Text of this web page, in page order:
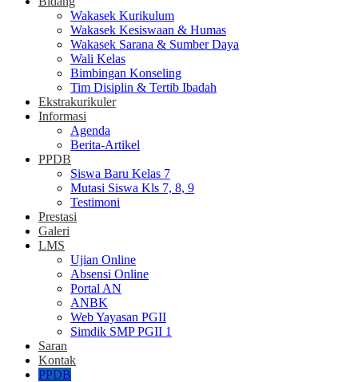
Wakasek Kurikulum
Wakasek Kesiswaan & Humas
Wakasek Sarana & Sumber Daya
Wali Kelas
Bimbingan Konseling
Tim Disiplin & Tertib Ibadah
Ekstrakurikuler
Informasi
Agenda
Berita-Artikel
PPDB
Siswa Baru Kelas 7
Mutasi Siswa Kls 7, 8, 9
Testimoni
Prestasi
Galeri
LMS
Ujian Online
Absensi Online
Portal AN
ANBK
Web Yayasan PGII
Simdik SMP PGII 1
Saran
Kontak
PPDB